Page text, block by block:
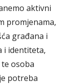
aktivni
promjenama,
građana i
i identiteta,
osoba
potreba